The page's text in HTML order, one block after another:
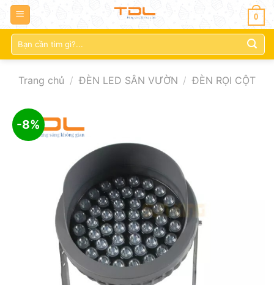
0
Tìm
kiếm:
Trang chủ / ĐÈN LED SÂN VƯỜN / ĐÈN RỌI CỘT
-8%